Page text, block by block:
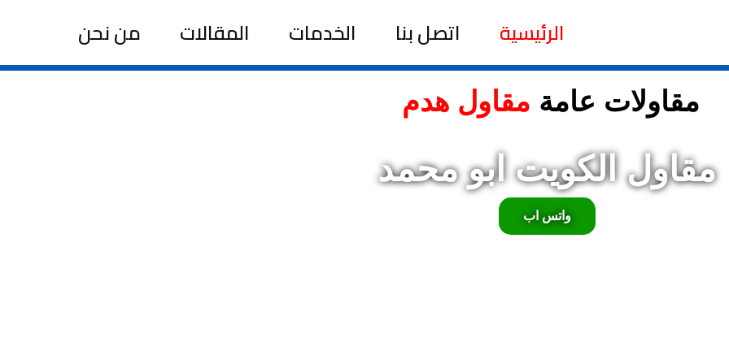
الرئيسية اتصل بنا الخدمات المقالات من نحن
مقاولات عامة مقاول هدم
مقاول الكويت ابو محمد
واتس اب